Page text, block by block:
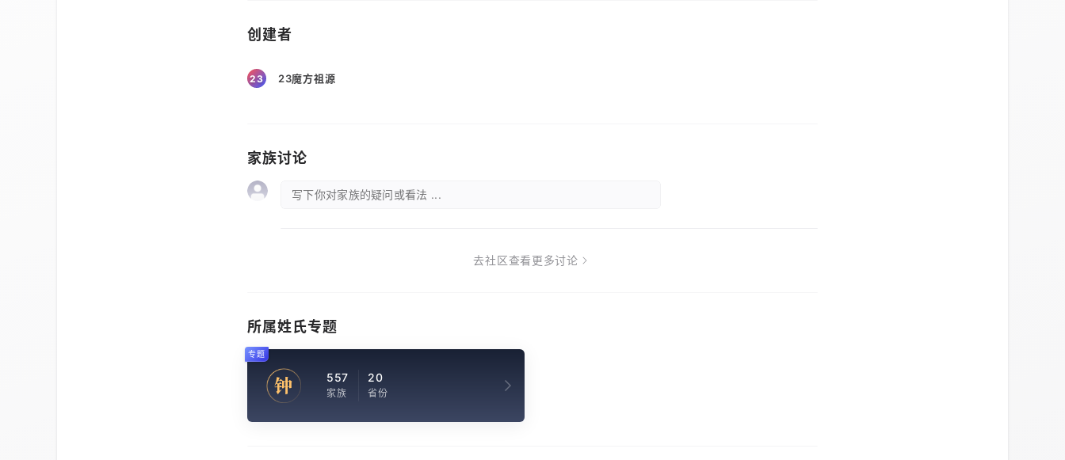
创建者
23 23魔方祖源
家族讨论
写下你对家族的疑问或看法 ...
去社区查看更多讨论
所属姓氏专题
钟 557
家族
20
省份
专题